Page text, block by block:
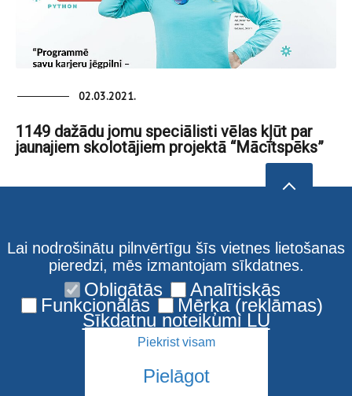
02.03.2021.
1149 dažādu jomu speciālisti vēlas kļūt par
jaunajiem skolotājiem projektā “Mācītspēks”
Lai nodrošinātu pilnvērtīgu šīs vietnes lietošanas
pieredzi, mēs izmantojam sīkdatnes.
Obligātās Analītiskās
Funkcionālās Mērķa (reklāmas)
Sīkdatņu noteikumi LU
Piekrist visam
Pielāgot